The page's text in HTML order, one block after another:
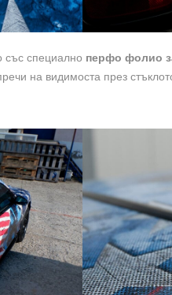
със специално перфо фолио
на видимоста през